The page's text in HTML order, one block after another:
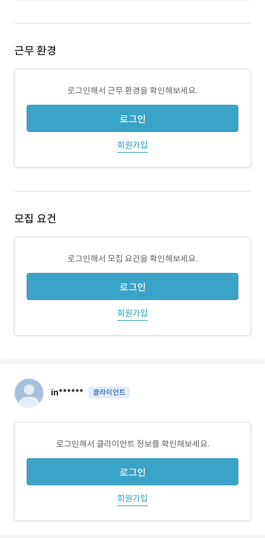
근무 환경
로그인해서 근무 환경을 확인해보세요.
로그인
회원가입
모집 요건
로그인해서 모집 요건을 확인해보세요.
로그인
회원가입
in****** 클라이언트
로그인해서 클라이언트 정보를 확인해보세요.
로그인
회원가입